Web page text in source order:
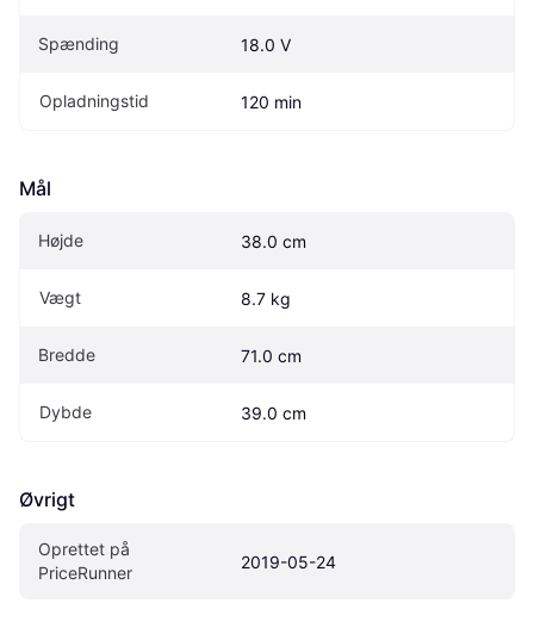
Spænding 18.0 V
Opladningstid 120 min
Mål
Højde 38.0 cm
Vægt 8.7 kg
Bredde 71.0 cm
Dybde 39.0 cm
Øvrigt
Oprettet på
PriceRunner
2019-05-24